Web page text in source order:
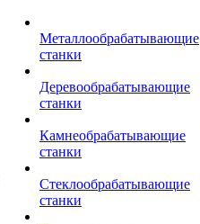
Металлообрабатывающие
станки
Деревообрабатывающие
станки
Камнеобрабатывающие
станки
Стеклообрабатывающие
станки